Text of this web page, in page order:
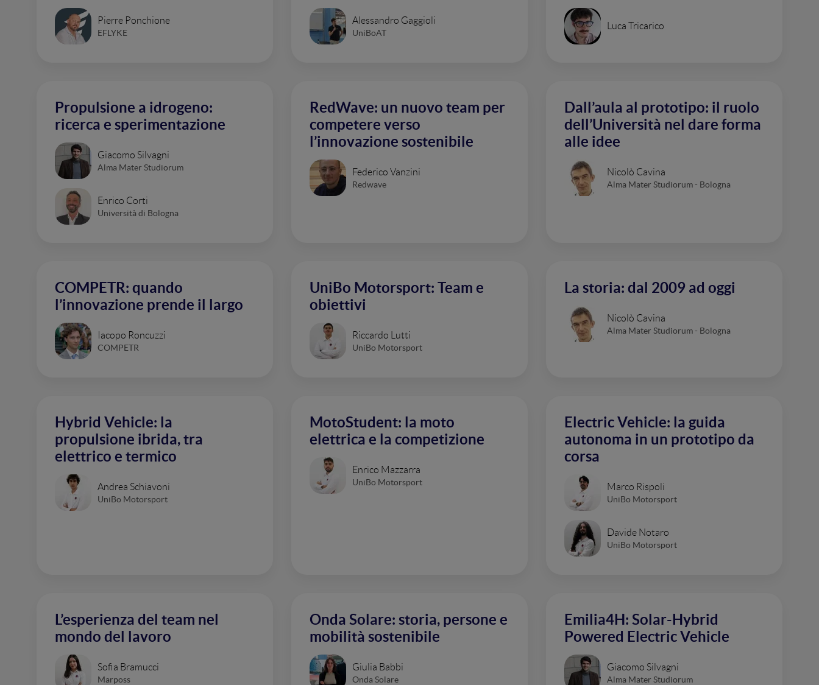
Pierre Ponchione
EFLYKE
Alessandro Gaggioli
UniBoAT
Luca Tricarico
Propulsione a idrogeno:
ricerca e sperimentazione
Giacomo Silvagni
Alma Mater Studiorum
Enrico Corti
Università di Bologna
RedWave: un nuovo team per
competere verso
l’innovazione sostenibile
Federico Vanzini
Redwave
Dall’aula al prototipo: il ruolo
dell’Università nel dare forma
alle idee
Nicolò Cavina
Alma Mater Studiorum - Bologna
COMPETR: quando
l’innovazione prende il largo
Iacopo Roncuzzi
COMPETR
UniBo Motorsport: Team e
obiettivi
Riccardo Lutti
UniBo Motorsport
La storia: dal 2009 ad oggi
Nicolò Cavina
Alma Mater Studiorum - Bologna
Hybrid Vehicle: la
propulsione ibrida, tra
elettrico e termico
Andrea Schiavoni
UniBo Motorsport
MotoStudent: la moto
elettrica e la competizione
Enrico Mazzarra
UniBo Motorsport
Electric Vehicle: la guida
autonoma in un prototipo da
corsa
Marco Rispoli
UniBo Motorsport
Davide Notaro
UniBo Motorsport
L’esperienza del team nel
mondo del lavoro
Sofia Bramucci
Marposs
Onda Solare: storia, persone e
mobilità sostenibile
Giulia Babbi
Onda Solare
Emilia4H: Solar-Hybrid
Powered Electric Vehicle
Giacomo Silvagni
Alma Mater Studiorum